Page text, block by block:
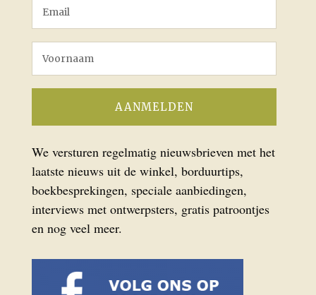
We versturen regelmatig nieuwsbrieven met het
laatste nieuws uit de winkel, borduurtips,
boekbesprekingen, speciale aanbiedingen,
interviews met ontwerpsters, gratis patroontjes
en nog veel meer.